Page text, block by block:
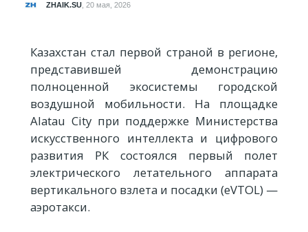
ZHAIK.SU 20 мая, 2026
Казахстан стал первой страной в регионе,
представившей демонстрацию
полноценной экосистемы городской
воздушной мобильности. На площадке
Alatau City при поддержке Министерства
искусственного интеллекта и цифрового
развития РК состоялся первый полет
электрического летательного аппарата
вертикального взлета и посадки (eVTOL) —
аэротакси.